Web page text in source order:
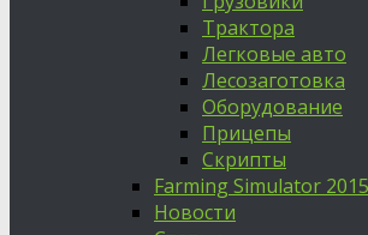
Трактора
Легковые авто
Лесозаготовка
Оборудование
Прицепы
Скрипты
Farming Simulator 2015
Новости